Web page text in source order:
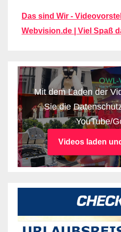
Das sind Wir -
Webvision.de | Viel Spaß
Mit dem Laden der
Sie die
YouTube/
Videos laden